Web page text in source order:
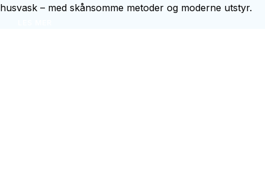
husvask – med skånsomme metoder og moderne utstyr.